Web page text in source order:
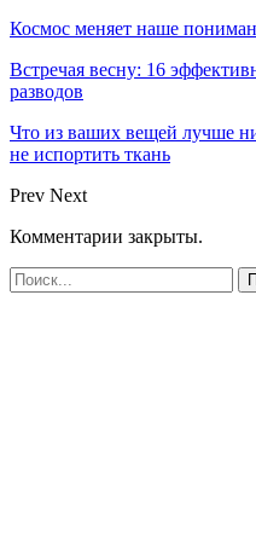
Космос меняет наше
Встречая весну: 16
разводов
Что из ваших вещей лучше
не испортить ткань
Prev Next
Комментарии закрыты.